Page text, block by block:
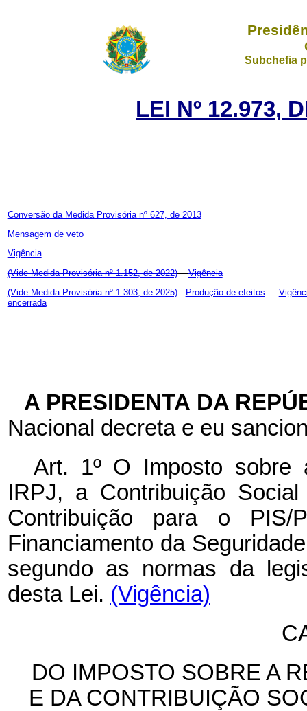
Subchefia
LEI Nº 12.973,
Conversão da Medida Provisória nº 627, de 2013
Mensagem de veto
Vigência
(Vide Medida Provisória nº 1.152, de 2022)
Vigência
(Vide Medida Provisória nº 1.303, de 2025)
Produção de efeitos
encerrada
A PRESIDENTA DA
Nacional decreta e eu
Art. 1º O Imposto sobre
IRPJ, a Contribuição
Contribuição para o
Financiamento da
segundo as normas da
desta Lei. (Vigência)
DO IMPOSTO SOBRE A
E DA CONTRIBUIÇÃO